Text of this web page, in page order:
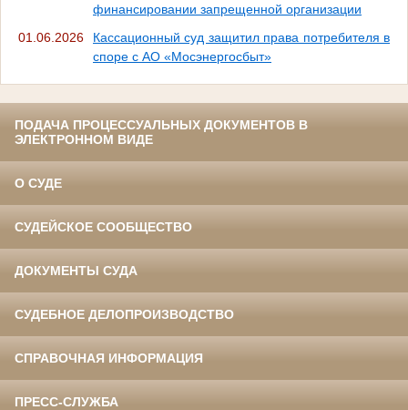
финансировании запрещенной организации
01.06.2026
Кассационный суд защитил права потребителя в
споре с АО «Мосэнергосбыт»
ПОДАЧА ПРОЦЕССУАЛЬНЫХ ДОКУМЕНТОВ В
ЭЛЕКТРОННОМ ВИДЕ
О СУДЕ
СУДЕЙСКОЕ СООБЩЕСТВО
ДОКУМЕНТЫ СУДА
СУДЕБНОЕ ДЕЛОПРОИЗВОДСТВО
СПРАВОЧНАЯ ИНФОРМАЦИЯ
ПРЕСС-СЛУЖБА